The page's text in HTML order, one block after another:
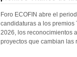
Foro ECOFIN abre el
candidaturas a los premios
2026, los reconocimientos
proyectos que cambian las